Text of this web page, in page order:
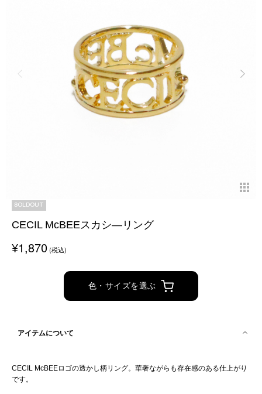
SOLDOUT
CECIL McBEEスカシ―リング
¥1,870(税込)
色・サイズを選ぶ
アイテムについて
CECIL McBEEロゴの透かし柄リング。華奢ながらも存在感のある仕上がり
です。